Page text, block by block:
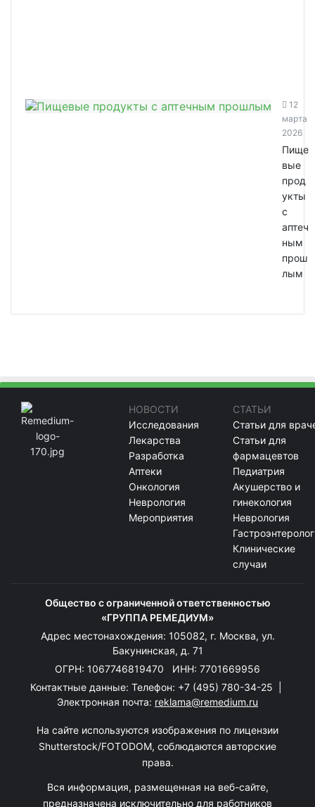
12
марта
2026
Пище
вые
прод
укты
с
аптеч
ным
прош
лым
НОВОСТИ
Исследования
Лекарства
Разработка
Аптеки
Онкология
Неврология
Мероприятия
СТАТЬИ
Статьи для
Статьи для
фармацевтов
Педиатрия
Акушерство и
гинекология
Неврология
Клинические
случаи
Общество с ограниченной ответственностью
«ГРУППА РЕМЕДИУМ»
Адрес местонахождения: 105082, г. Москва, ул.
Бакунинская, д. 71
ОГРН: 1067746819470 ИНН: 7701669956
Контактные данные: Телефон: +7 (495) 780-34-25
Электронная почта: reklama@remedium.ru
На сайте используются изображения по лицензии
Shutterstock/FOTODOM, соблюдаются авторские
права.
Вся информация, размещенная на веб-сайте,
предназначена исключительно для работников